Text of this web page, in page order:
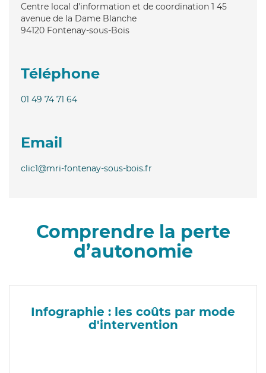
Centre local d'information et de coordination 1 45
avenue de la Dame Blanche
94120 Fontenay-sous-Bois
Téléphone
01 49 74 71 64
Email
clic1@mri-fontenay-sous-bois.fr
Comprendre la perte
d’autonomie
Infographie : les coûts par mode
d'intervention